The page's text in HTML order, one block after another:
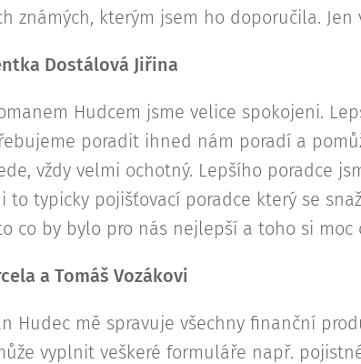
známých, kterým jsem ho doporučila.
Dostálová Jiřina
Hudcem jsme velice spokojeni.
poradit ihned nám poradí a
vždy velmi ochotný. Lepšího poradce
to typicky pojišťovací poradce který se
co by bylo pro nás nejlepší a toho si
a Tomáš Vozákovi
Hudec mě spravuje všechny finanční
vyplnit veškeré formuláře např.